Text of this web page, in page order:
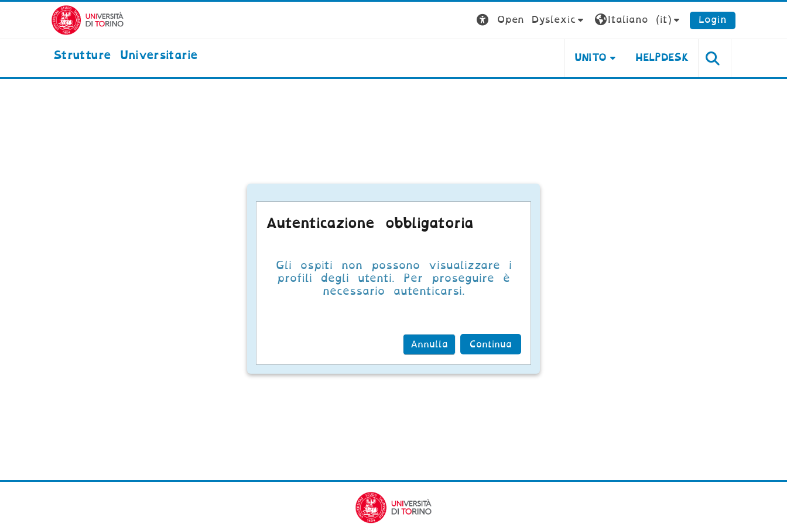
Vai al contenuto principale
Open Dyslexic
Italiano ‎(it)‎ Login
Strutture Universitarie UNITO HELPDESK
Autenticazione obbligatoria
Gli ospiti non possono visualizzare i
profili degli utenti. Per proseguire è
necessario autenticarsi.
Annulla Continua